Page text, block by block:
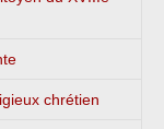
chrétien